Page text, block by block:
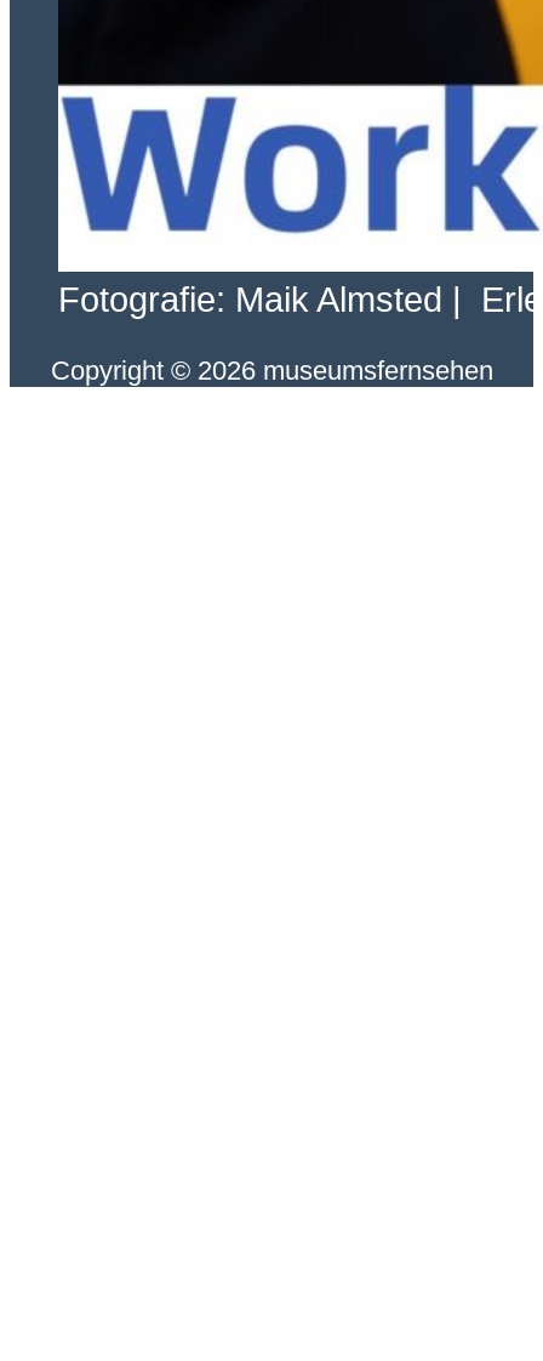
Fotografie: Maik Almsted |
Copyright © 2026 museumsfernsehen